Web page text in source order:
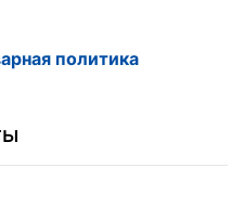
политика